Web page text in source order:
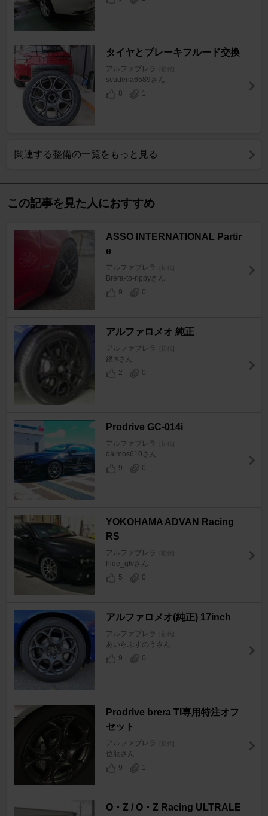
タイヤとブレーキフルード交換
アルファブレラ [初代]
scuderia6589さん
8
1
関連する整備の一覧をもっと見る
この記事を見た人におすすめ
ASSO INTERNATIONAL Partir
e
アルファブレラ [初代]
Brera-to-rippyさん
9
0
アルファロメオ 純正
アルファブレラ [初代]
銀’sさん
2
0
Prodrive GC-014i
アルファブレラ [初代]
daimos610さん
9
0
YOKOHAMA ADVAN Racing
RS
アルファブレラ [初代]
hide_gtvさん
5
0
アルファロメオ(純正) 17inch
アルファブレラ [初代]
あいらぶすのうさん
9
0
Prodrive brera TI専用特注オフ
セット
アルファブレラ [初代]
位龍さん
9
1
O・Z / O・Z Racing ULTRALE